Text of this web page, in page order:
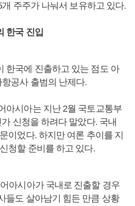
주주가 나눠서 보유하고 있다.
한국 진입
한국에 진출하고 있는 점도 아
공사 출범의 난제다.
아시아는 지난 2월 국토교통부
신청을 하려다 말았다. 국내
이었다. 하지만 여론 추이를 지
청할 준비를 하고 있다.
아시아가 국내로 진출할 경우
들도 살아남기 힘든 만큼 상황